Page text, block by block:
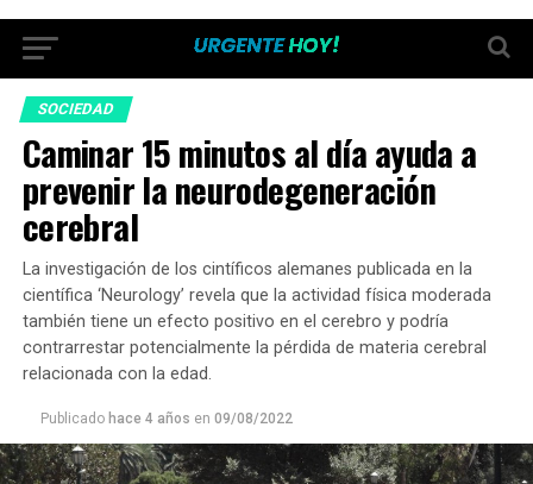
SOCIEDAD
Caminar 15 minutos al día ayuda a
prevenir la neurodegeneración
cerebral
La investigación de los cintíficos alemanes publicada en la
científica ‘Neurology’ revela que la actividad física moderada
también tiene un efecto positivo en el cerebro y podría
contrarrestar potencialmente la pérdida de materia cerebral
relacionada con la edad.
Publicado hace 4 años en 09/08/2022